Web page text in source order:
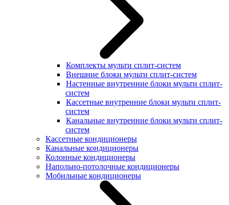
Комплекты мульти сплит-систем
Внешние блоки мульти сплит-систем
Настенные внутренние блоки мульти сплит-
систем
Кассетные внутренние блоки мульти сплит-
систем
Канальные внутренние блоки мульти сплит-
систем
Кассетные кондиционеры
Канальные кондиционеры
Колонные кондиционеры
Напольно-потолочные кондиционеры
Мобильные кондиционеры